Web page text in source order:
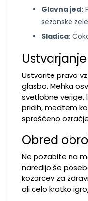
Glavna jed:
sezonske
Sladica:
Ustvarite pravo
glasbo. Mehka
svetlobne verige,
pridih, medtem
sproščeno
Obred
Ne pozabite na
naredijo še
kozarcev za
ali celo kratko